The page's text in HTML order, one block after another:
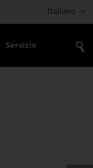
Italiano
Servizio